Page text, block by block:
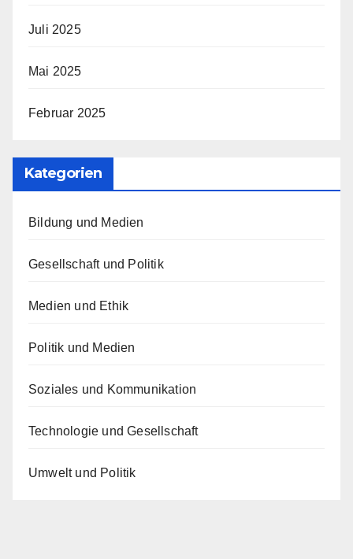
Juli 2025
Mai 2025
Februar 2025
Kategorien
Bildung und Medien
Gesellschaft und Politik
Medien und Ethik
Politik und Medien
Soziales und Kommunikation
Technologie und Gesellschaft
Umwelt und Politik